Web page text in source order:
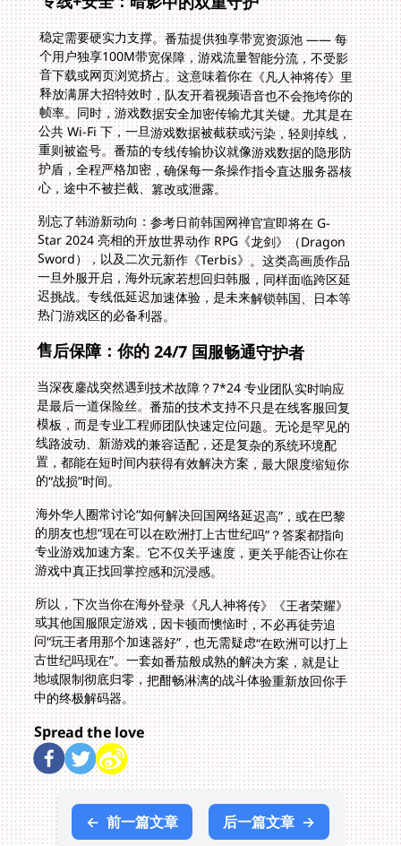
稳定需要硬实力支撑。番茄提供独享带宽资源池 —— 每
个用户独享100M带宽保障，游戏流量智能分流，不受影
音下载或网页浏览挤占。这意味着你在《凡人神将传》里
释放满屏大招特效时，队友开着视频语音也不会拖垮你的
帧率。同时，游戏数据安全加密传输尤其关键。尤其是在
公共 Wi-Fi 下，一旦游戏数据被截获或污染，轻则掉线，
重则被盗号。番茄的专线传输协议就像游戏数据的隐形防
护盾，全程严格加密，确保每一条操作指令直达服务器核
心，途中不被拦截、篡改或泄露。
别忘了韩游新动向：参考日前韩国网禅官宣即将在 G-
Star 2024 亮相的开放世界动作 RPG《龙剑》（Dragon
Sword），以及二次元新作《Terbis》。这类高画质作品
一旦外服开启，海外玩家若想回归韩服，同样面临跨区延
迟挑战。专线低延迟加速体验，是未来解锁韩国、日本等
热门游戏区的必备利器。
售后保障：你的 24/7 国服畅通守护者
当深夜鏖战突然遇到技术故障？7*24 专业团队实时响应
是最后一道保险丝。番茄的技术支持不只是在线客服回复
模板，而是专业工程师团队快速定位问题。无论是罕见的
线路波动、新游戏的兼容适配，还是复杂的系统环境配
置，都能在短时间内获得有效解决方案，最大限度缩短你
的“战损”时间。
海外华人圈常讨论“如何解决回国网络延迟高”，或在巴黎
的朋友也想“现在可以在欧洲打上古世纪吗”？答案都指向
专业游戏加速方案。它不仅关乎速度，更关乎能否让你在
游戏中真正找回掌控感和沉浸感。
所以，下次当你在海外登录《凡人神将传》《王者荣耀》
或其他国服限定游戏，因卡顿而懊恼时，不必再徒劳追
问“玩王者用那个加速器好”，也无需疑虑“在欧洲可以打上
古世纪吗现在”。一套如番茄般成熟的解决方案，就是让
地域限制彻底归零，把酣畅淋漓的战斗体验重新放回你手
中的终极解码器。
Spread the love
← 前一篇文章 后一篇文章 →